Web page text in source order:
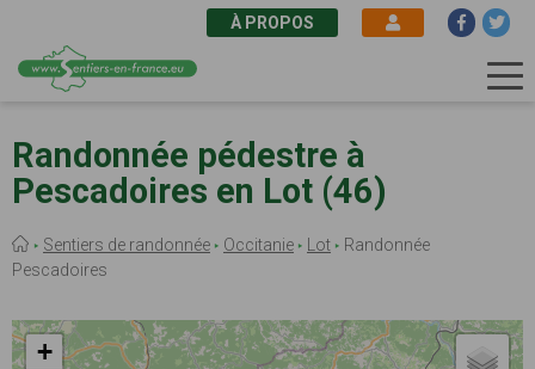
au
contenu
principal
À PROPOS
Randonnée pédestre à
Pescadoires en Lot (46)
Fil
d'Ariane
Sentiers de randonnée Occitanie Lot
Randonnée
Pescadoires
+